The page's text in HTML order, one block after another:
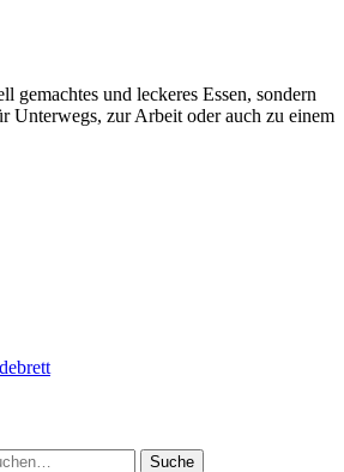
gemachtes und leckeres Essen, sondern
Unterwegs, zur Arbeit oder auch zu einem
Suche